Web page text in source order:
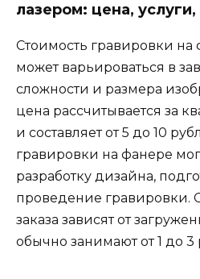
лазером: цена, услуги,
Стоимость гравировки на
может варьироваться в
сложности и размера
цена рассчитывается за
и составляет от 5 до 10
гравировки на фанере
разработку дизайна,
проведение гравировки.
заказа зависят от
обычно занимают от 1 до 3